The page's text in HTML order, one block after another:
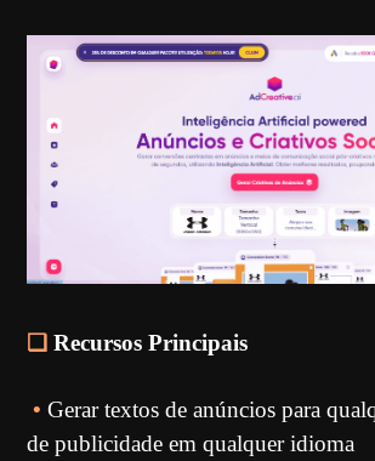
❏ Recursos Principais
•Gerar textos de anúncios para
de publicidade em qualquer idioma